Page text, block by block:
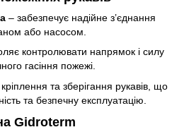
– забезпечує надійне з’єднання
або насосом.
контролювати напрямок і силу
гасіння пожежі.
та зберігання рукавів, що
та безпечну експлуатацію.
Gidroterm